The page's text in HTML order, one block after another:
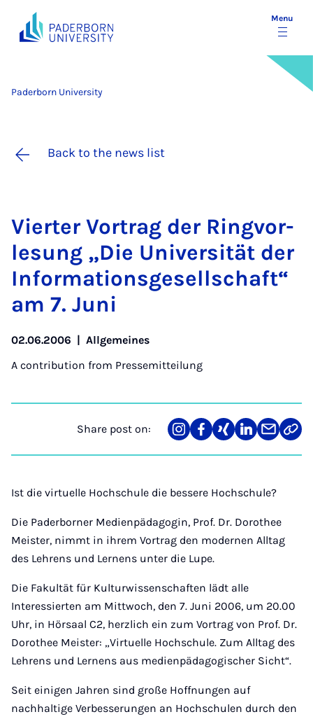
Menu
Paderborn University
Back to the news list
Viert­er Vor­trag der Ring­vor­
le­sung „Die Uni­versität der
In­form­a­tionsgesell­schaft“
am 7. Juni
02.06.2006 | Allgemeines
A contribution from Pressemitteilung
Share post on:
Share
on
Teilen
auf
Teilen
auf
Teilen
auf
Teilen
über
Mail
Link
Ist die virtuelle Hochschule die bessere Hochschule?
Die Paderborner Medienpädagogin, Prof. Dr. Dorothee
Meister, nimmt in ihrem Vortrag den modernen Alltag
des Lehrens und Lernens unter die Lupe.
Die Fakultät für Kulturwissenschaften lädt alle
Interessierten am Mittwoch, den 7. Juni 2006, um 20.00
Uhr, in Hörsaal C2, herzlich ein zum Vortrag von Prof. Dr.
Dorothee Meister: „Virtuelle Hochschule. Zum Alltag des
Lehrens und Lernens aus medienpädagogischer Sicht“.
Seit einigen Jahren sind große Hoffnungen auf
nachhaltige Verbesserungen an Hochschulen durch den